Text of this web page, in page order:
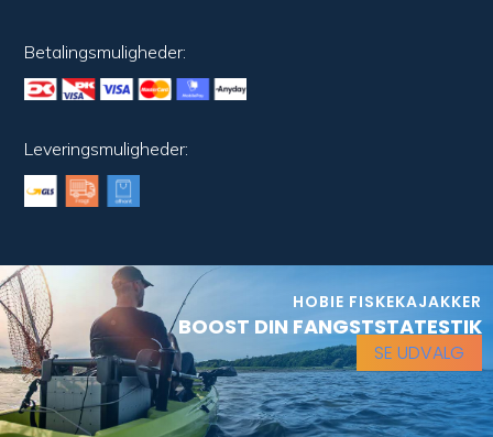
Betalingsmuligheder:
Leveringsmuligheder:
HOBIE FISKEKAJAKKER
BOOST DIN FANGSTSTATESTIK
SE UDVALG